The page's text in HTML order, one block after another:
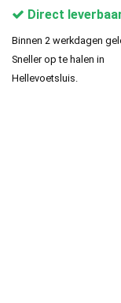
Direct
Binnen 2 werkdagen
Sneller op te halen in
Hellevoetsluis.